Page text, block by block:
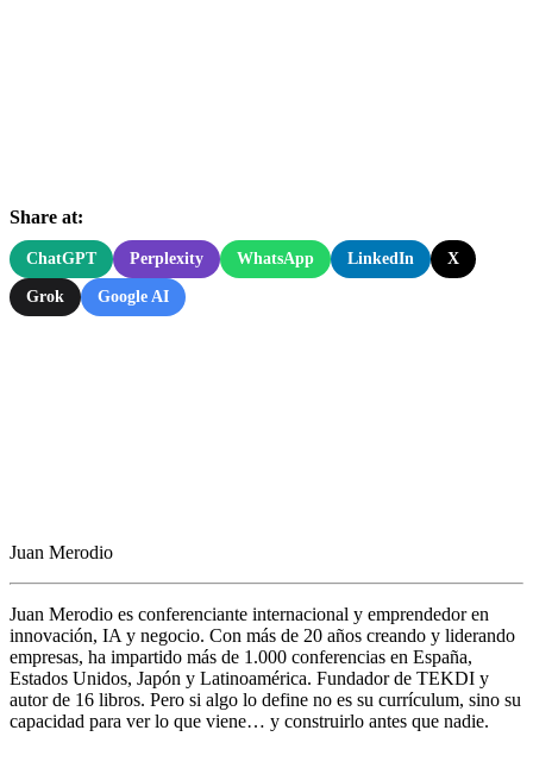
Share at:
ChatGPT Perplexity WhatsApp LinkedIn X
Grok Google AI
Juan Merodio
Juan Merodio es conferenciante internacional y emprendedor en
innovación, IA y negocio. Con más de 20 años creando y liderando
empresas, ha impartido más de 1.000 conferencias en España,
Estados Unidos, Japón y Latinoamérica. Fundador de TEKDI y
autor de 16 libros. Pero si algo lo define no es su currículum, sino su
capacidad para ver lo que viene… y construirlo antes que nadie.